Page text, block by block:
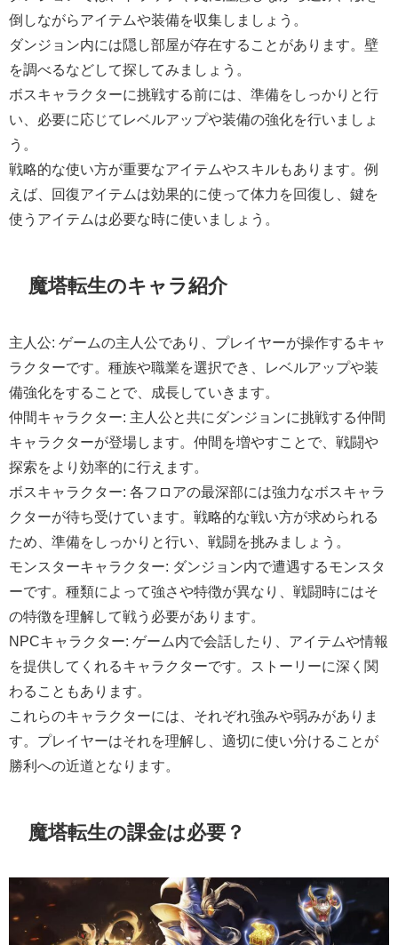
倒しながらアイテムや装備を収集しましょう。
ダンジョン内には隠し部屋が存在することがあります。壁
を調べるなどして探してみましょう。
ボスキャラクターに挑戦する前には、準備をしっかりと行
い、必要に応じてレベルアップや装備の強化を行いましょ
う。
戦略的な使い方が重要なアイテムやスキルもあります。例
えば、回復アイテムは効果的に使って体力を回復し、鍵を
使うアイテムは必要な時に使いましょう。
魔塔転生のキャラ紹介
主人公: ゲームの主人公であり、プレイヤーが操作するキャ
ラクターです。種族や職業を選択でき、レベルアップや装
備強化をすることで、成長していきます。
仲間キャラクター: 主人公と共にダンジョンに挑戦する仲間
キャラクターが登場します。仲間を増やすことで、戦闘や
探索をより効率的に行えます。
ボスキャラクター: 各フロアの最深部には強力なボスキャラ
クターが待ち受けています。戦略的な戦い方が求められる
ため、準備をしっかりと行い、戦闘を挑みましょう。
モンスターキャラクター: ダンジョン内で遭遇するモンスタ
ーです。種類によって強さや特徴が異なり、戦闘時にはそ
の特徴を理解して戦う必要があります。
NPCキャラクター: ゲーム内で会話したり、アイテムや情報
を提供してくれるキャラクターです。ストーリーに深く関
わることもあります。
これらのキャラクターには、それぞれ強みや弱みがありま
す。プレイヤーはそれを理解し、適切に使い分けることが
勝利への近道となります。
魔塔転生の課金は必要？